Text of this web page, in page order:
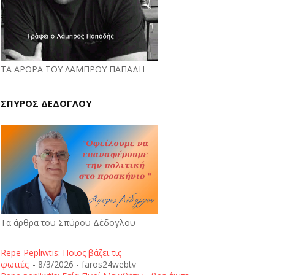
ΤΑ ΑΡΘΡΑ ΤΟΥ ΛΑΜΠΡΟΥ ΠΑΠΑΔΗ
ΣΠΥΡΟΣ ΔΕΔΟΓΛΟΥ
Τα άρθρα του Σπύρου Δέδογλου
Repe Pepliwtis: Ποιος βάζει τις
φωτιές; - 8/3/2026 - faros24webtv